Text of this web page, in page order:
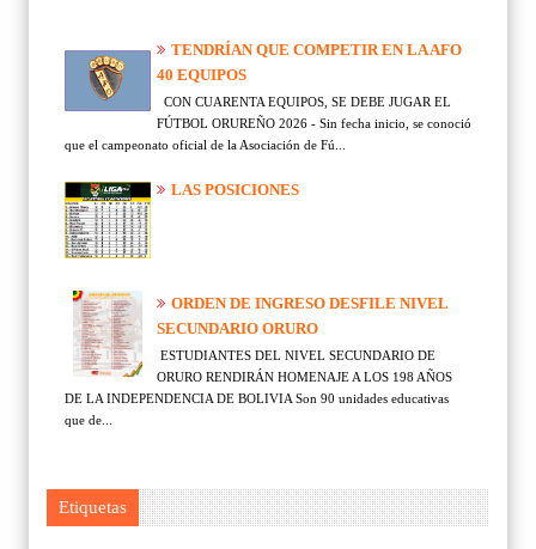
TENDRÍAN QUE COMPETIR EN LA AFO
40 EQUIPOS
CON CUARENTA EQUIPOS, SE DEBE JUGAR EL
FÚTBOL ORUREÑO 2026 - Sin fecha inicio, se conoció
que el campeonato oficial de la Asociación de Fú...
LAS POSICIONES
ORDEN DE INGRESO DESFILE NIVEL
SECUNDARIO ORURO
ESTUDIANTES DEL NIVEL SECUNDARIO DE
ORURO RENDIRÁN HOMENAJE A LOS 198 AÑOS
DE LA INDEPENDENCIA DE BOLIVIA Son 90 unidades educativas
que de...
Etiquetas